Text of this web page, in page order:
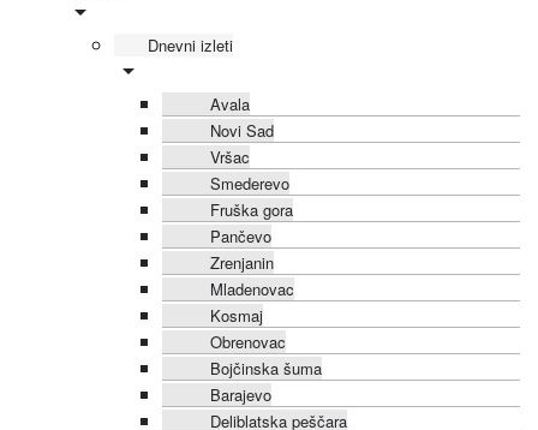
Dnevni izleti
Avala
Novi Sad
Vršac
Smederevo
Fruška gora
Pančevo
Zrenjanin
Mladenovac
Kosmaj
Obrenovac
Bojčinska šuma
Barajevo
Deliblatska peščara